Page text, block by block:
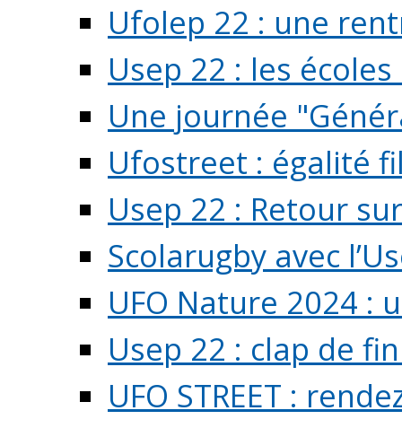
Ufolep 22 : une
Usep 22 : les
Une journée
Ufostreet : égalité
Usep 22 : Retour
Scolarugby avec
UFO Nature 2024 :
Usep 22 : clap de
UFO STREET :